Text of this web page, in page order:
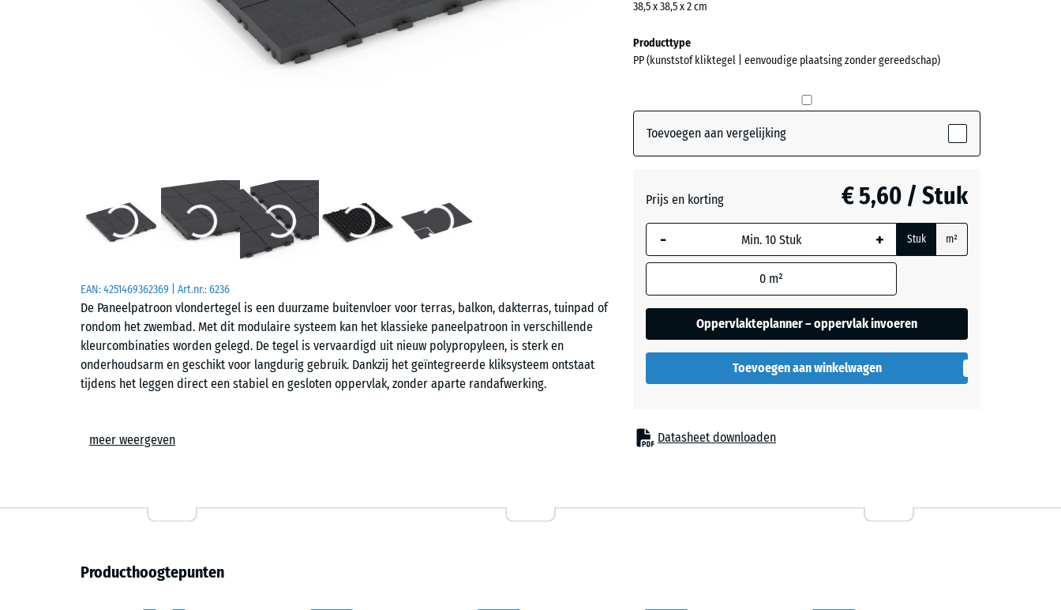
EAN:4251469362369 | Art.nr.:6236
De Paneelpatroon vlondertegel is een duurzame buitenvloer voor terras, balkon, dakterras, tuinpad of
rondom het zwembad. Met dit modulaire systeem kan het klassieke paneelpatroon in verschillende
kleurcombinaties worden gelegd. De tegel is vervaardigd uit nieuw polypropyleen, is sterk en
onderhoudsarm en geschikt voor langdurig gebruik. Dankzij het geïntegreerde kliksysteem ontstaat
tijdens het leggen direct een stabiel en gesloten oppervlak, zonder aparte randafwerking.
De tegels zijn vervaardigd uit zuiver nieuw polypropyleen met vastgelegde materiaaleigenschappen. Er
worden geen gerecyclede mengsels van onbekende herkomst toegepast. Het materiaal is UV-bestendig
meer weergeven
over
kleuren?
Leisteen(active)
Vanille
Zilvergrijs
38,5 x 38,5 x 2 cm
Producttype
PP (kunststof kliktegel | eenvoudige plaatsing zonder gereedschap)
Toevoegen aan vergelijking
Prijs en korting € 5,60 / Stuk
- + Stuk m²
0 m²
Oppervlakteplanner – oppervlak invoeren
Toevoegen aan winkelwagen
Datasheet downloaden
Producthoogtepunten